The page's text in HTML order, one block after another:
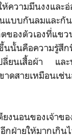
ความมึนงงแล
นแบบกันลมแล
องตัวเองที่แข
นั้นคือความรู้สึ
ยนเสื้อผ้า และ
าดสายเหมือนเช่
งนอนของเจ้าข
กฝ่ายให้มากเกิน